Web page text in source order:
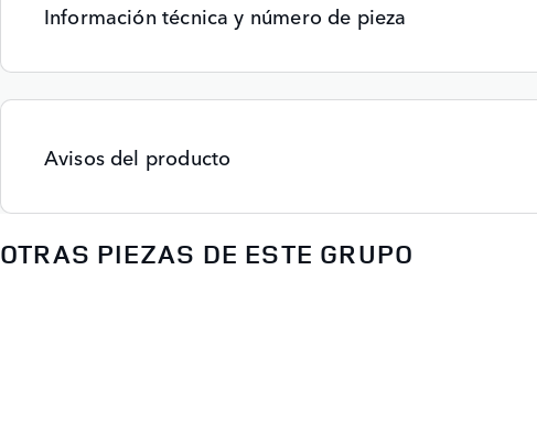
Información técnica y número de pieza
Avisos del producto
OTRAS PIEZAS DE ESTE GRUPO